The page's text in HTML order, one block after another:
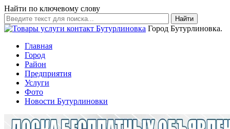
Найти по ключевому слову
Найти
Город Бутурлиновка.
Главная
Город
Район
Предприятия
Услуги
Фото
Новости Бутурлиновки